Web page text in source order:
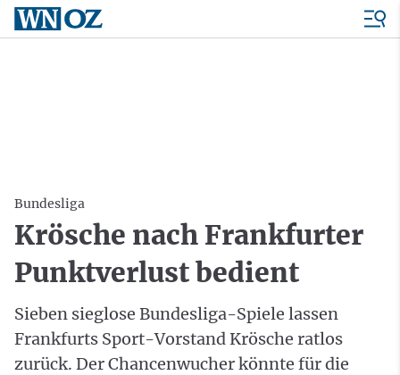
Bundesliga
Krösche nach Frankfurter
Punktverlust bedient
Sieben sieglose Bundesliga-Spiele lassen
Frankfurts Sport-Vorstand Krösche ratlos
zurück. Der Chancenwucher könnte für die